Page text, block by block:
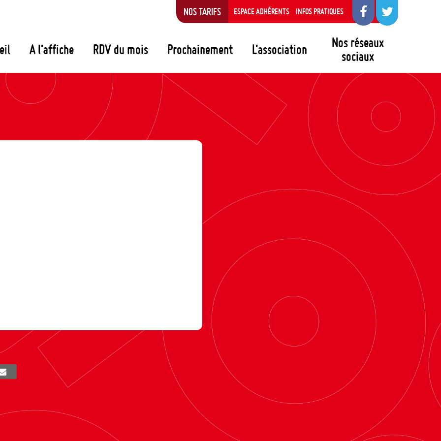
A l’affiche RDV du mois Prochainement L’association
Nos réseaux
sociaux
NOS TARIFS ESPACE ADHÉRENTS INFOS PRATIQUES